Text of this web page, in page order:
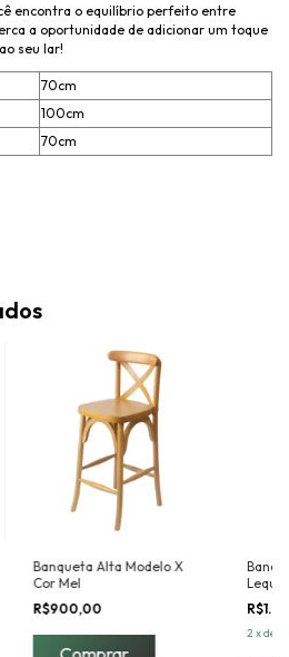
encontra o equilíbrio perfeito entre
a oportunidade de adicionar um toque
seu lar!
70cm
100cm
70cm
Banqueta Alta Modelo X
Cor Mel
R$900,00
Leque
2 xde